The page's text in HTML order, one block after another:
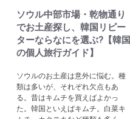
ソウル中部市場・乾物通り
でお土産探し、韓国リピー
ターならなにを選ぶ?【韓国
の個人旅行ガイド】
ソウルのお土産は意外に悩む。種
類は多いが、それぞれ欠点もあ
る。昔はキムチを買えばよかっ
た。韓国といえばキムチ。白菜キ